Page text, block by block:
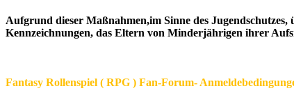
Aufgrund dieser Maßnahmen,im Sinne des
Kennzeichnungen, das Eltern von Minderjährigen ihrer
Fantasy Rollenspiel ( RPG ) Fan-Forum-